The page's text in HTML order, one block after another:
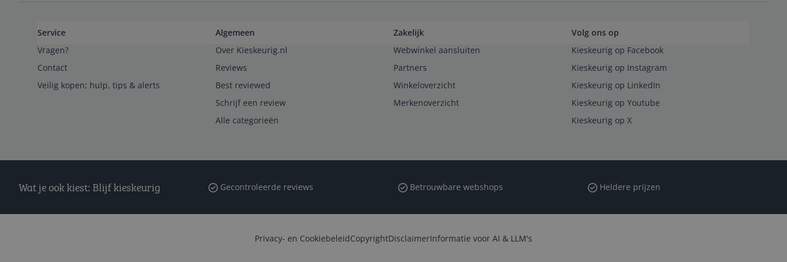
Service
Vragen?
Contact
Veilig kopen; hulp, tips & alerts
Algemeen
Over Kieskeurig.nl
Reviews
Best reviewed
Schrijf een review
Alle categorieën
Zakelijk
Webwinkel aansluiten
Partners
Winkeloverzicht
Merkenoverzicht
Volg ons op
Kieskeurig op Facebook
Kieskeurig op Instagram
Kieskeurig op LinkedIn
Kieskeurig op Youtube
Kieskeurig op X
Wat je ook kiest: Blijf kieskeurig Gecontroleerde reviews Betrouwbare webshops Heldere prijzen
Privacy- en CookiebeleidCopyrightDisclaimerInformatie voor AI & LLM's